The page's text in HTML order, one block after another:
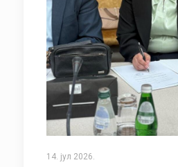
14. јул 2026.